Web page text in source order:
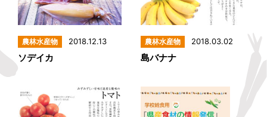
2018.12.13
ソデイカ
2018.03.02
島バナナ